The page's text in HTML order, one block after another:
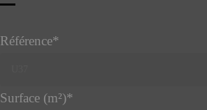
Référence*
Surface (m²)*